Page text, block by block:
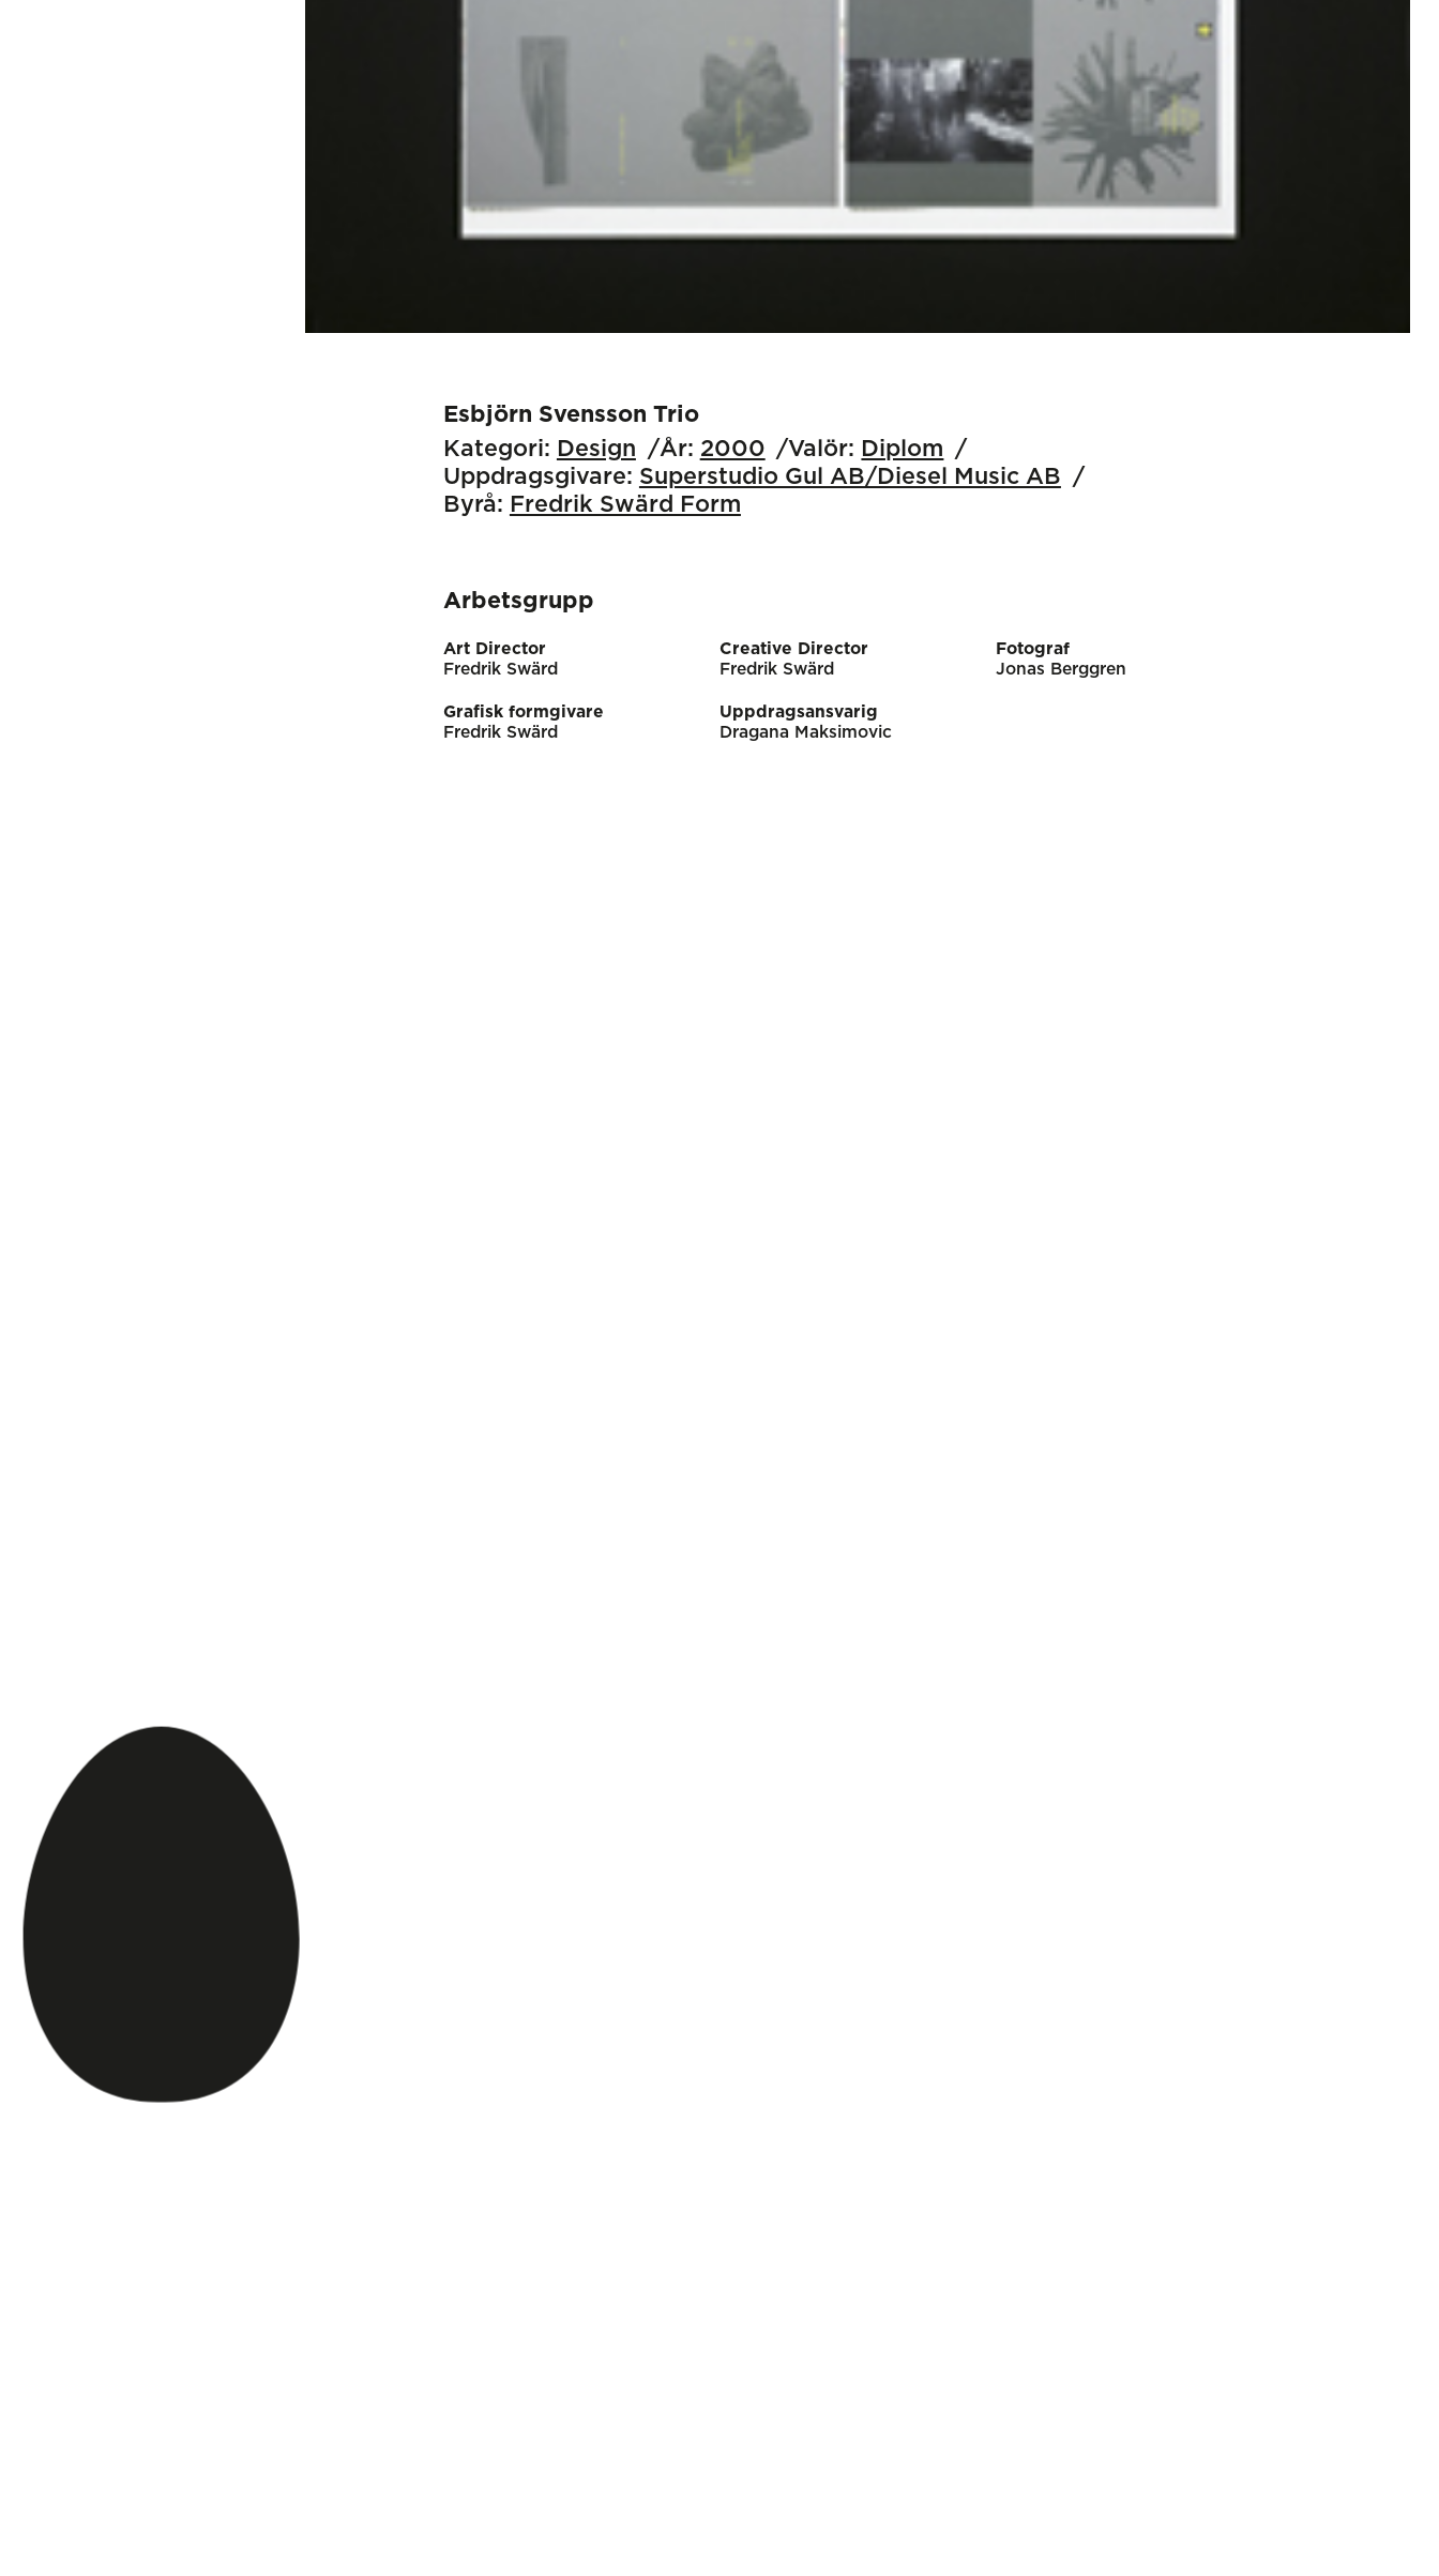
Esbjörn Svensson Trio
Kategori: Design År: 2000 Valör: Diplom
Uppdragsgivare: Superstudio Gul AB/Diesel Music AB
Byrå: Fredrik Swärd Form
Arbetsgrupp
Art Director
Fredrik Swärd
Creative Director
Fredrik Swärd
Fotograf
Jonas Berggren
Grafisk formgivare
Fredrik Swärd
Uppdragsansvarig
Dragana Maksimovic